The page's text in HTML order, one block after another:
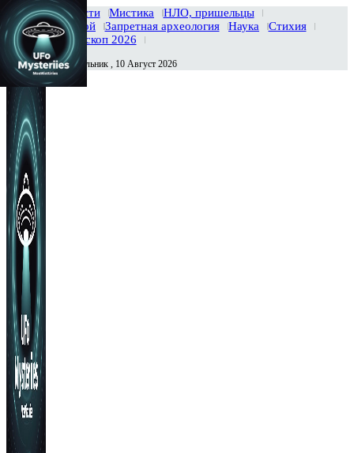
Главная Новости Мистика
НЛО, пришельцы
Тайны вселенной
Запретная археология Наука
Стихия
История
Гороскоп 2026
Сегодня Понедельник , 10 Август 2026